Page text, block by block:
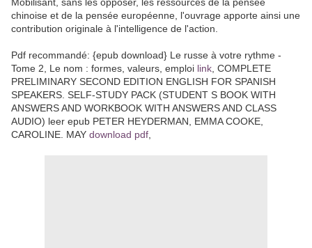
chinoise et de la pensée européenne, l'ouvrage apporte ainsi une
contribution originale à l'intelligence de l'action.
Pdf recommandé: {epub download} Le russe à votre rythme -
Tome 2, Le nom : formes, valeurs, emploi link , COMPLETE
PRELIMINARY SECOND EDITION ENGLISH FOR SPANISH
SPEAKERS. SELF-STUDY PACK (STUDENT S BOOK WITH
ANSWERS AND WORKBOOK WITH ANSWERS AND CLASS
AUDIO) leer epub PETER HEYDERMAN, EMMA COOKE,
CAROLINE. MAY download pdf